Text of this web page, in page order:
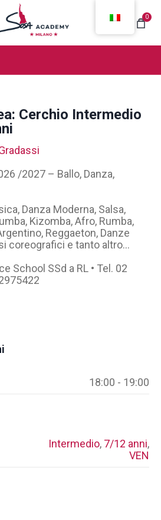
0
Cerchio Intermedio
/2027 – Ballo, Danza,
Danza Moderna, Salsa,
Kizomba, Afro, Rumba,
Reggaeton, Danze
coreografici e tanto altro…
School SSd a RL • Tel. 02
18:00 - 19:00
Intermedio, 7/12 anni,
VEN